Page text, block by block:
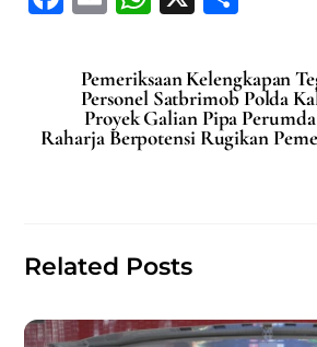
c
e
b
ai
l
at
s
A
ar
e
Pemeriksaan Kelengkapan
Personel Satbrimob Polda
Proyek Galian Pipa
Raharja Berpotensi Rugikan
Related Posts